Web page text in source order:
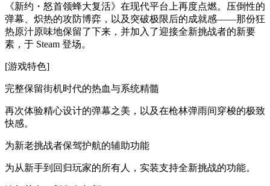
《新约・怒首领蜂大复活》在现代平台上再度点燃。压倒性的
弹幕、炽热的攻防博弈，以及突破极限后的成就感——那份狂
热原汁原味地保留了下来，并加入了迎接全新挑战者的新要
素，于 Steam 登场。
[游戏特色]
完整保留街机时代的热血与系统精髓
再次体验精心设计的弹幕之美，以及在枪林弹雨间穿梭的极致
快感。
为新老挑战者保驾护航的辅助功能
为从新手到回归玩家的所有人，实装支持全新挑战的功能。